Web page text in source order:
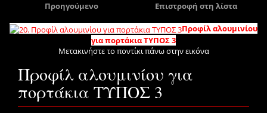
Προηγούμενο Επιστροφή στη λίστα
Προφίλ αλουμινίου
για πορτάκια ΤΥΠΟΣ 3
Μετακινήστε το ποντίκι πάνω στην εικόνα
Προφίλ αλουμινίου για
πορτάκια ΤΥΠΟΣ 3